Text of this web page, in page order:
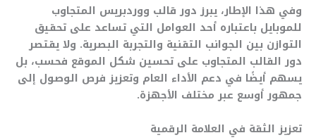
وفي هذا الإطار، يبرز دور قالب ووردبريس المتجاوب
للموبايل باعتباره أحد العوامل التي تساعد على تحقيق
التوازن بين الجوانب التقنية والتجربة البصرية. ولا يقتصر
دور القالب المتجاوب على تحسين شكل الموقع فحسب، بل
يسهم أيضًا في دعم الأداء العام وتعزيز فرص الوصول إلى
جمهور أوسع عبر مختلف الأجهزة.
تعزيز الثقة في العلامة الرقمية